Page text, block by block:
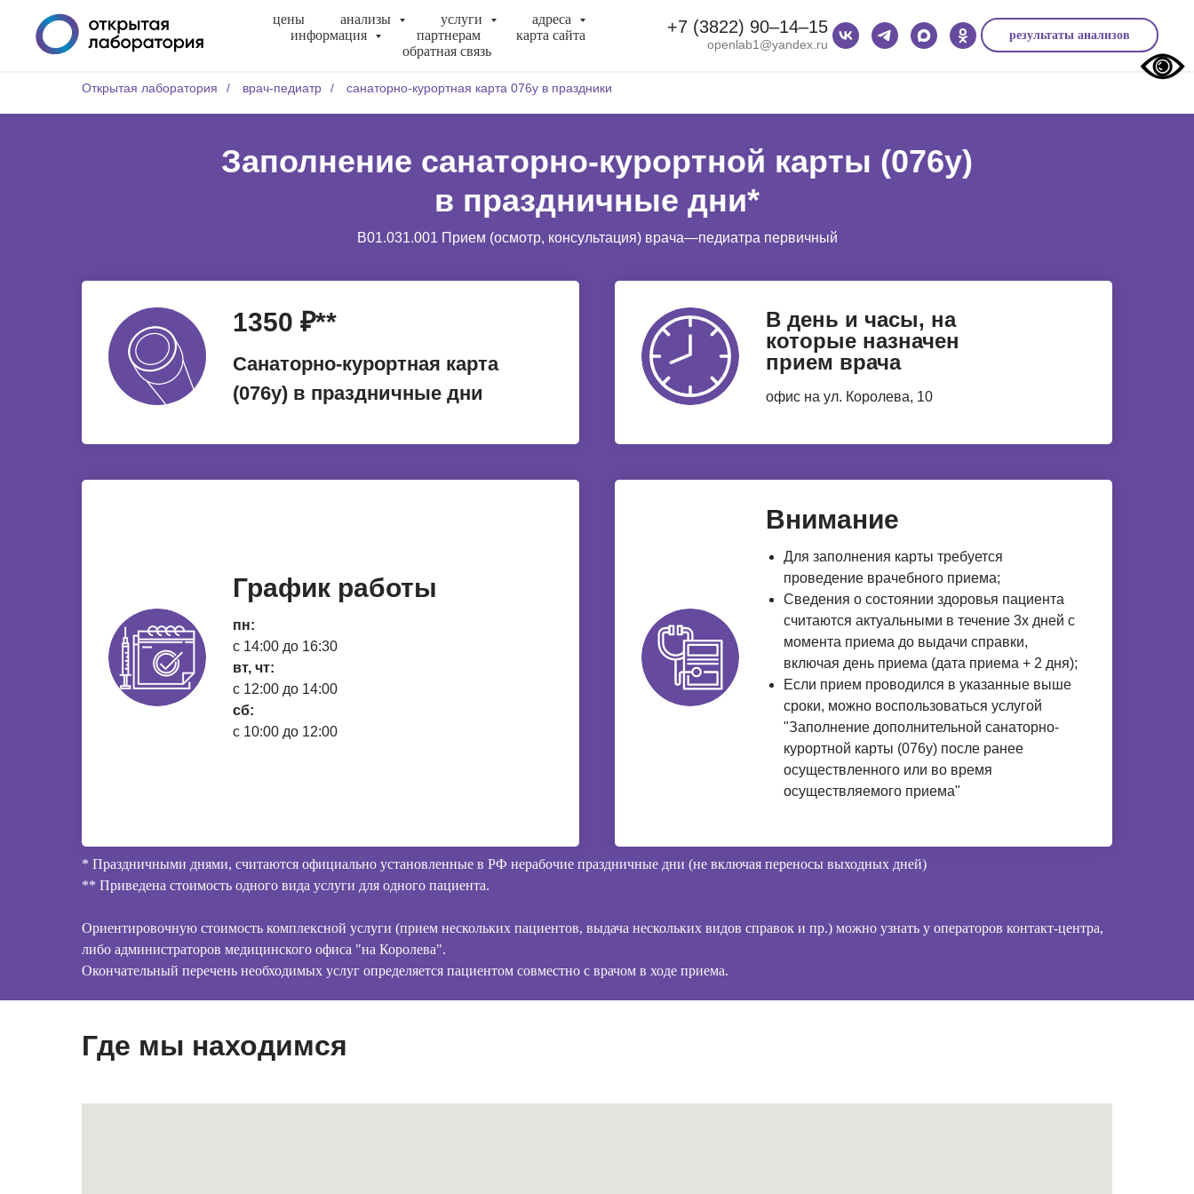
цены анализы услуги
адреса
информация
партнерам
карта сайта
обратная связь
+7 (3822) 90‒14‒15
openlab1@yandex.ru
результаты анализов
Открытая лаборатория / врач-педиатр / санаторно-курортная карта 076у в праздники
Заполнение санаторно-курортной карты (076у)
в праздничные дни*
B01.031.001 Прием (осмотр, консультация) врача—педиатра первичный
1350 ₽**
Санаторно-курортная карта
(076у) в праздничные дни
В день и часы, на
которые назначен
прием врача
офис на ул. Королева, 10
График работы
пн:
с 14:00 до 16:30
вт, чт:
с 12:00 до 14:00
сб:
с 10:00 до 12:00
Внимание
Для заполнения карты требуется
проведение врачебного приема;
Сведения о состоянии здоровья пациента
считаются актуальными в течение 3х дней с
момента приема до выдачи справки,
включая день приема (дата приема + 2 дня);
Если прием проводился в указанные выше
сроки, можно воспользоваться услугой
"Заполнение дополнительной санаторно-
курортной карты (076у) после ранее
осуществленного или во время
осуществляемого приема"
* Праздничными днями, считаются официально установленные в РФ нерабочие праздничные дни (не включая переносы выходных дней)
** Приведена стоимость одного вида услуги для одного пациента.
Ориентировочную стоимость комплексной услуги (прием нескольких пациентов, выдача нескольких видов справок и пр.) можно узнать у операторов контакт-центра,
либо администраторов медицинского офиса "на Королева".
Окончательный перечень необходимых услуг определяется пациентом совместно с врачом в ходе приема.
Где мы находимся